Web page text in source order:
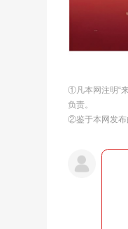
①凡本网注明“
负责。
②鉴于本网发布